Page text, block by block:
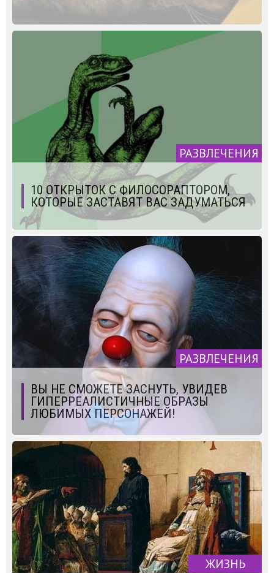
РАЗВЛЕЧЕНИЯ
10 ОТКРЫТОК С ФИЛОСОРАПТОРОМ,
КОТОРЫЕ ЗАСТАВЯТ ВАС ЗАДУМАТЬСЯ
РАЗВЛЕЧЕНИЯ
ВЫ НЕ СМОЖЕТЕ ЗАСНУТЬ, УВИДЕВ
ГИПЕРРЕАЛИСТИЧНЫЕ ОБРАЗЫ
ЛЮБИМЫХ ПЕРСОНАЖЕЙ!
ЖИЗНЬ